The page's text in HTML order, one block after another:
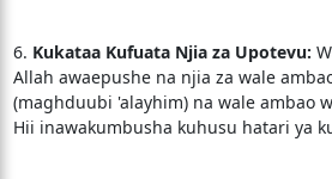
6. Kukataa Kufuata Njia za Upotevu:
Allah awaepushe na njia za wale
(maghduubi 'alayhim) na wale ambao
Hii inawakumbusha kuhusu hatari ya